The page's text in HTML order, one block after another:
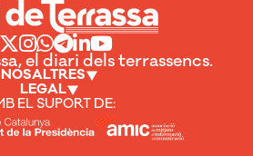
el diari dels terrassencs.
NOSALTRES
LEGAL
EL SUPORT DE: